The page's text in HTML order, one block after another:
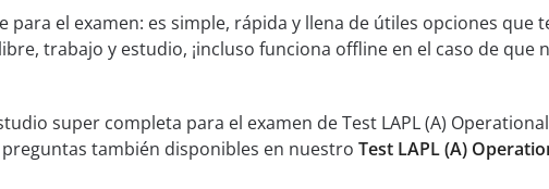
el examen: es simple, rápida y llena de útiles opciones que
trabajo y estudio, ¡incluso funciona offline en el caso de que
super completa para el examen de Test LAPL (A)
también disponibles en nuestro Test LAPL (A)